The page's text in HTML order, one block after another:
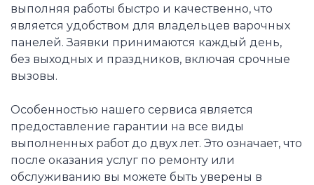
выполняя работы быстро и качественно, что
является удобством для владельцев варочных
панелей. Заявки принимаются каждый день,
без выходных и праздников, включая срочные
вызовы.
Особенностью нашего сервиса является
предоставление гарантии на все виды
выполненных работ до двух лет. Это означает, что
после оказания услуг по ремонту или
обслуживанию вы можете быть уверены в